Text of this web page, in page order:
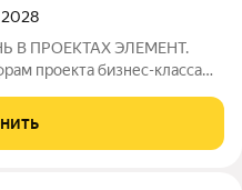
2028
ПРОЕКТАХ ЭЛЕМЕНТ.
проекта бизнес-класса
от девелоперской